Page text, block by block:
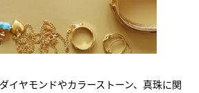
イヤモンドやカラーストーン、真珠に関